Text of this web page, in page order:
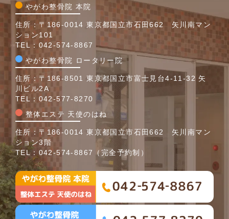
やがわ整骨院 本院
住所：〒186-0014 東京都国立市石田662 矢川南マン
ション101
TEL： 042-574-8867
やがわ整骨院 ロータリー院
住所：〒186-8501 東京都国立市富士見台4-11-32 矢
川ビル2A
TEL： 042-577-8270
整体エステ 天使のはね
住所：〒186-0014 東京都国立市石田662 矢川南マン
ション3階
TEL： 042-574-8867 （完全予約制）